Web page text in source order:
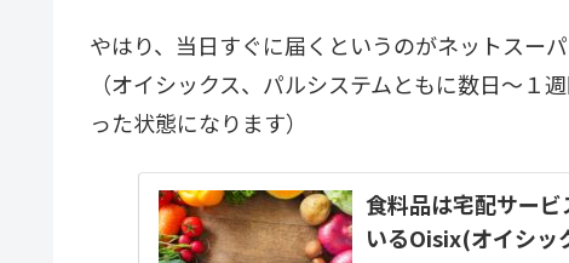
やはり、当日すぐに届くというのがネットスーパ
（オイシックス、パルシステムともに数日〜１
った状態になります）
食料品は宅配サー
いるOisix(オイシッ